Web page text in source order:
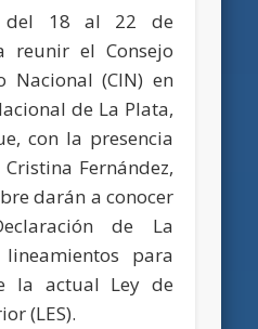
del 18 al 22 de
reunir el Consejo
Nacional (CIN) en
de La Plata,
con la presencia
Fernández,
darán a conocer
de La
para
la actual Ley de
(LES).